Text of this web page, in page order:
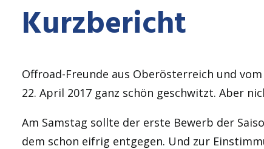
Kurzbericht
Offroad-Freunde aus Oberösterreich und
22. April 2017 ganz schön geschwitzt. Aber
Am Samstag sollte der erste Bewerb der
dem schon eifrig entgegen. Und zur